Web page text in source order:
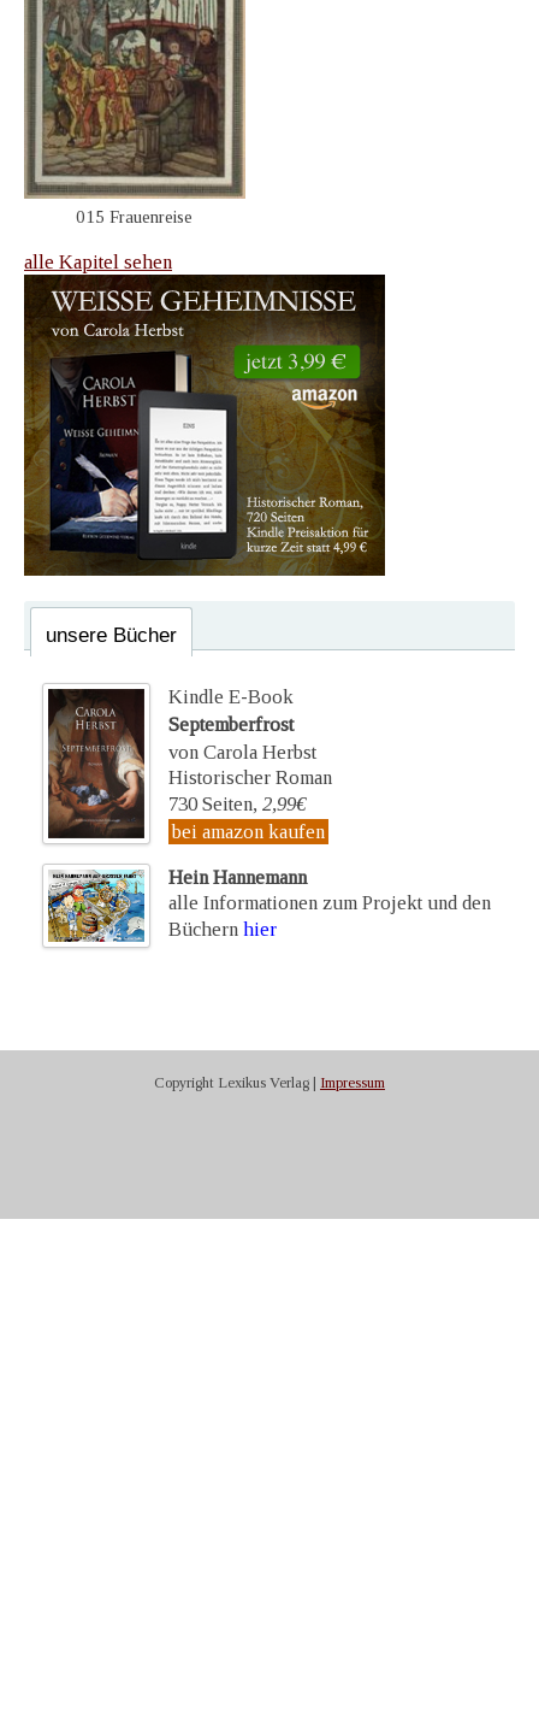
015 Frauenreise
alle Kapitel sehen
unsere Bücher
Kindle E-Book
Septemberfrost
von Carola Herbst
Historischer Roman
730 Seiten, 2,99€
bei amazon kaufen
Hein Hannemann
alle Informationen zum Projekt und den
Büchern hier
Copyright Lexikus Verlag | Impressum